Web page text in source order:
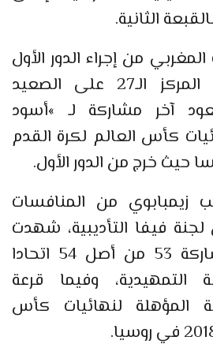
الثانية.
من إجراء الدور الأول
بسبب ترتيبه في المركز الـ27 على الصعيد
آخر مشاركة لـ »أسود
كأس العالم لكرة القدم
زيمبابوي من المنافسات
فيفا التأديبية، شهدت
القارة السمراء مشاركة 53 من أصل 54 اتحادا
التمهيدية، وفيما قرعة
المؤهلة لنهائيات كأس